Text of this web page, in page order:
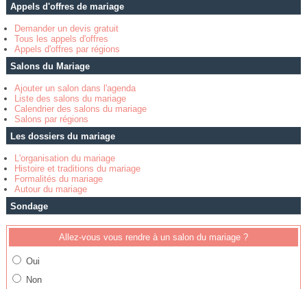
Appels d'offres de mariage
Demander un devis gratuit
Tous les appels d'offres
Appels d'offres par régions
Salons du Mariage
Ajouter un salon dans l'agenda
Liste des salons du mariage
Calendrier des salons du mariage
Salons par régions
Les dossiers du mariage
L'organisation du mariage
Histoire et traditions du mariage
Formalités du mariage
Autour du mariage
Sondage
Allez-vous vous rendre à un salon du mariage ?
Oui
Non